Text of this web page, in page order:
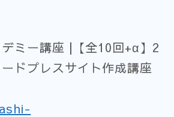
ミー講座 |【全10回+α】2
ドプレスサイト作成講座